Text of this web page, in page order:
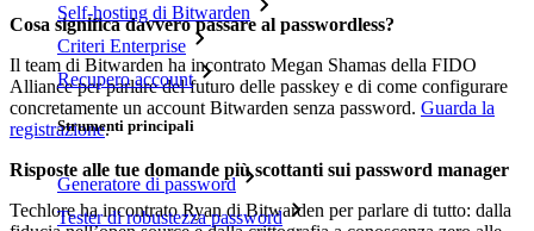
Self-hosting di Bitwarden
Criteri Enterprise
Recupero account
Strumenti principali
Generatore di password
Tester di robustezza password
Cosa significa davvero passare al passwordless?
Il team di Bitwarden ha incontrato Megan Shamas della FIDO
Alliance per parlare del futuro delle passkey e di come configurare
concretamente un account Bitwarden senza password. Guarda la
registrazione.
Risposte alle tue domande più scottanti sui password manager
Techlore ha incontrato Ryan di Bitwarden per parlare di tutto: dalla